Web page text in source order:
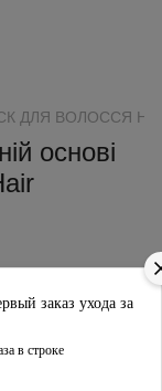
заказ ухода за
в строке
ДЛЯ ВОЛОССЯ НА
основі